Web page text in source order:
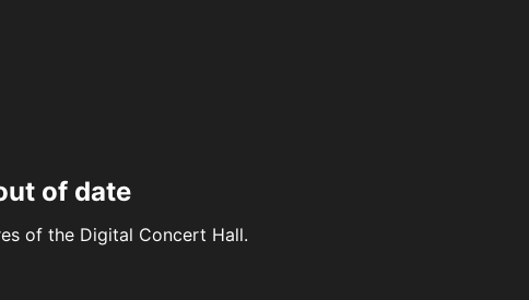
of date
of the Digital Concert Hall.